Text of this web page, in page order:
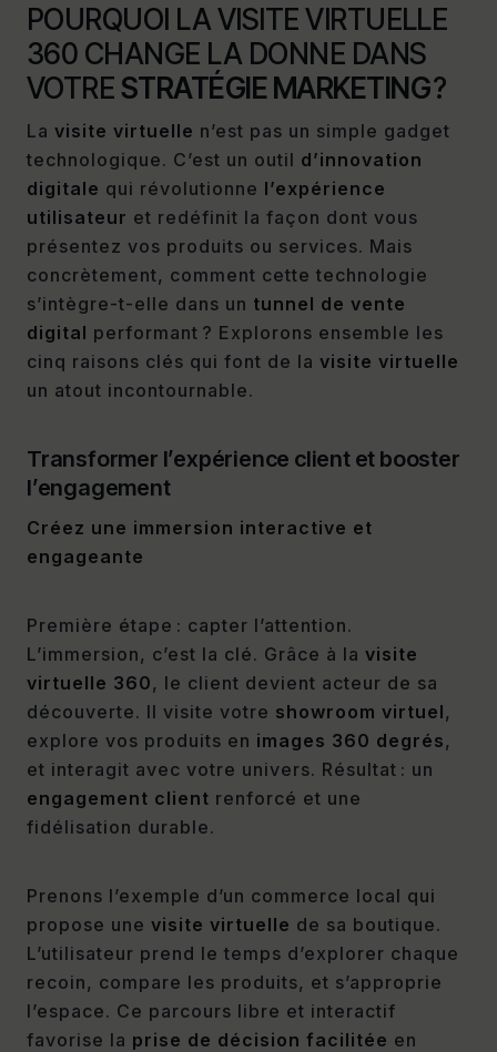
POURQUOI LA VISITE VIRTUELLE
360 CHANGE LA DONNE DANS
VOTRESTRATÉGIE MARKETING?
La visite virtuelle n’est pas un simple gadget
technologique. C’est un outil d’innovation
digitale qui révolutionne l’expérience
utilisateur et redéfinit la façon dont vous
présentez vos produits ou services. Mais
concrètement, comment cette technologie
s’intègre-t-elle dans un tunnel de vente
digital performant ? Explorons ensemble les
cinq raisons clés qui font de la visite virtuelle
un atout incontournable.
Transformer l’expérience client et booster
l’engagement
Créez une immersion interactive et
engageante
Première étape : capter l’attention.
L’immersion, c’est la clé. Grâce à la visite
virtuelle 360, le client devient acteur de sa
découverte. Il visite votre showroom virtuel,
explore vos produits en images 360 degrés,
et interagit avec votre univers. Résultat : un
engagement client renforcé et une
fidélisation durable.
Prenons l’exemple d’un commerce local qui
propose une visite virtuelle de sa boutique.
L’utilisateur prend le temps d’explorer chaque
recoin, compare les produits, et s’approprie
l’espace. Ce parcours libre et interactif
favorise la prise de décision facilitée en